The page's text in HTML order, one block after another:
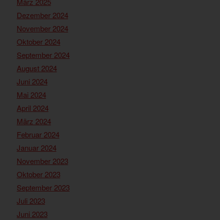
Dezember 2024
November 2024
Oktober 2024
September 2024
August 2024
Juni 2024
Mai 2024
April 2024
März 2024
Februar 2024
Januar 2024
November 2023
Oktober 2023
September 2023
Juli 2023
Juni 2023